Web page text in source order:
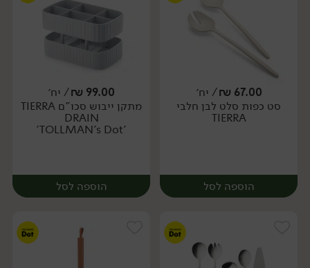
יח׳ יח׳
67.00
₪/ יח׳
סט כפות סלט לבן חלבי
TIERRA
הוספה לסל
99.00
₪/ יח׳
מתקן ייבוש סכו"ם TIERRA
DRAIN
'TOLLMAN's Dot'
הוספה לסל